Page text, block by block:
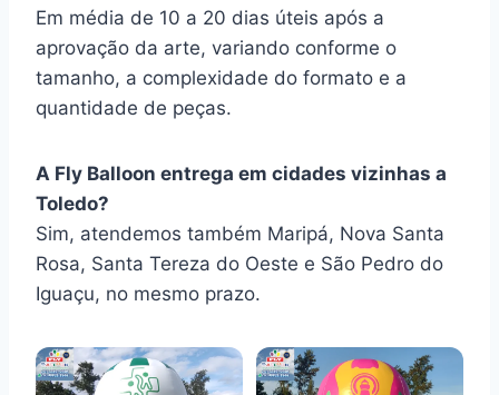
Em média de 10 a 20 dias úteis após a
aprovação da arte, variando conforme o
tamanho, a complexidade do formato e a
quantidade de peças.
A Fly Balloon entrega em cidades vizinhas a
Toledo?
Sim, atendemos também Maripá, Nova Santa
Rosa, Santa Tereza do Oeste e São Pedro do
Iguaçu, no mesmo prazo.